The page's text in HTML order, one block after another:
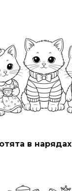
в нарядах